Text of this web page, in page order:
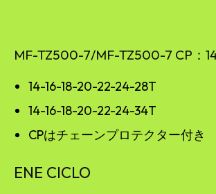
MF-TZ500-7/MF-TZ500-7 CP：
14-16-18-20-22-24-28T
14-16-18-20-22-24-34T
CPはチェーンプロテクター付き
ENE CICLO